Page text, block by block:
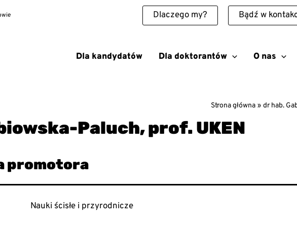
Dlaczego my? Bądź w
Dla kandydatów Dla doktorantów O nas
Strona główna dr hab.
Paluch, prof. UKEN
Nauki ścisłe i przyrodnicze